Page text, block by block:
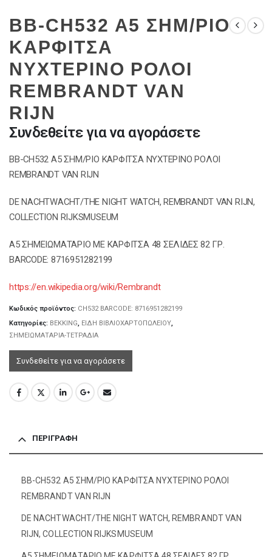
BB-CH532 A5 ΣΗΜ/ΡΙΟ
ΚΑΡΦΙΤΣΑ
ΝΥΧΤΕΡΙΝΟ ΡΟΛΟΙ
REMBRANDT VAN
RIJN
Συνδεθείτε για να αγοράσετε
BB-CH532 A5 ΣΗΜ/ΡΙΟ ΚΑΡΦΙΤΣΑ ΝΥΧΤΕΡΙΝΟ ΡΟΛΟΙ
REMBRANDT VAN RIJN
DE NACHTWACHT/THE NIGHT WATCH, REMBRANDT VAN RIJN,
COLLECTION RIJKSMUSEUM
A5 ΣΗΜΕΙΩΜΑΤΑΡΙΟ ΜΕ ΚΑΡΦΙΤΣΑ 48 ΣΕΛΙΔΕΣ 82 ΓΡ.
BARCODE: 8716951282199
https://en.wikipedia.org/wiki/Rembrandt
Κωδικός προϊόντος: CH532 BARCODE: 8716951282199
Κατηγορίες: BEKKING, ΕΙΔΗ ΒΙΒΛΙΟΧΑΡΤΟΠΩΛΕΙΟΥ,
ΣΗΜΕΙΩΜΑΤΑΡΙΑ-ΤΕΤΡΑΔΙΑ
Συνδεθείτε για να αγοράσετε
ΠΕΡΙΓΡΑΦΉ
BB-CH532 A5 ΣΗΜ/ΡΙΟ ΚΑΡΦΙΤΣΑ ΝΥΧΤΕΡΙΝΟ ΡΟΛΟΙ
REMBRANDT VAN RIJN
DE NACHTWACHT/THE NIGHT WATCH, REMBRANDT VAN
RIJN, COLLECTION RIJKSMUSEUM